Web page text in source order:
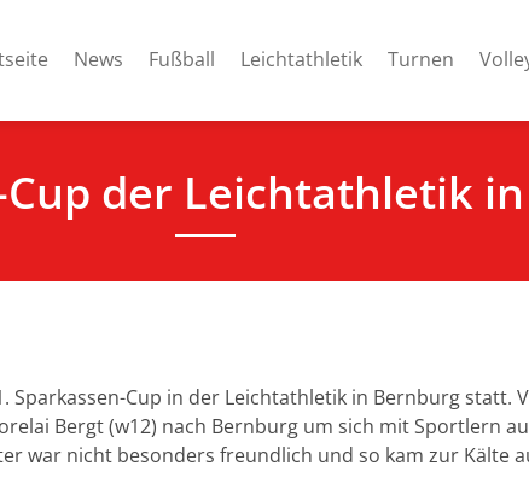
News Fußball Leichtathletik Turnen
Cup der Leichtathletik
Sparkassen-Cup in der Leichtathletik in Bernburg statt.
Bergt (w12) nach Bernburg um sich mit Sportlern
war nicht besonders freundlich und so kam zur Kälte